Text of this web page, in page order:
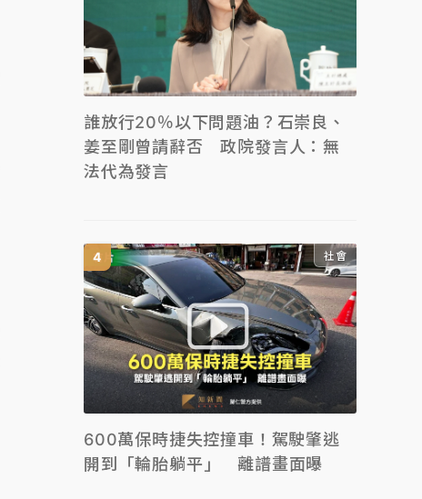
誰放行20％以下問題油？石崇良、
姜至剛曾請辭否 政院發言人：無
法代為發言
社會
600萬保時捷失控撞車！駕駛肇逃
開到「輪胎躺平」 離譜畫面曝